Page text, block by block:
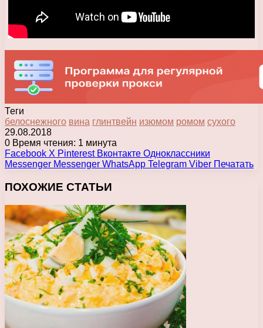
Теги
белоснежного вина глинтвейн изюмом ромом сухого
29.08.2018
0 Время чтения: 1 минута
Facebook X Pinterest Вконтакте Одноклассники
Messenger Messenger WhatsApp Telegram Viber Печатать
ПОХОЖИЕ СТАТЬИ